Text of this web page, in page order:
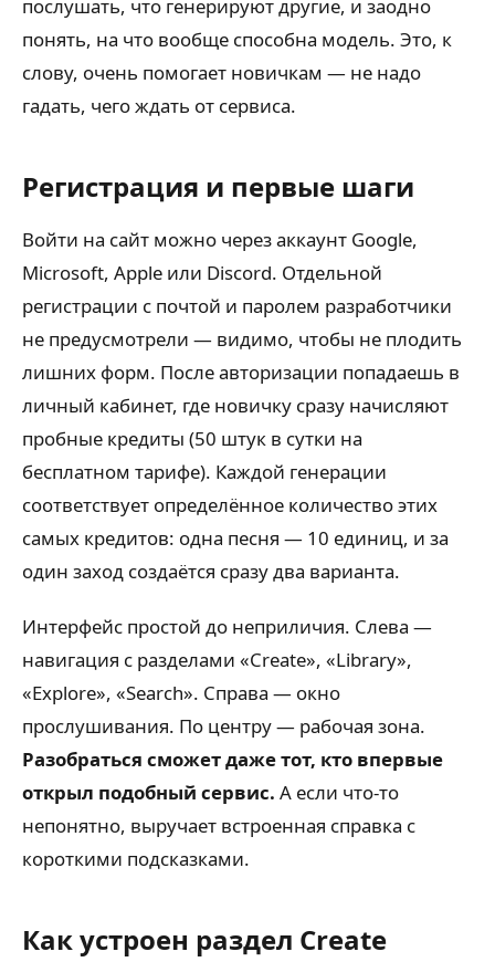
послушать, что генерируют другие, и заодно
понять, на что вообще способна модель. Это, к
слову, очень помогает новичкам — не надо
гадать, чего ждать от сервиса.
Регистрация и первые шаги
Войти на сайт можно через аккаунт Google,
Microsoft, Apple или Discord. Отдельной
регистрации с почтой и паролем разработчики
не предусмотрели — видимо, чтобы не плодить
лишних форм. После авторизации попадаешь в
личный кабинет, где новичку сразу начисляют
пробные кредиты (50 штук в сутки на
бесплатном тарифе). Каждой генерации
соответствует определённое количество этих
самых кредитов: одна песня — 10 единиц, и за
один заход создаётся сразу два варианта.
Интерфейс простой до неприличия. Слева —
навигация с разделами «Create», «Library»,
«Explore», «Search». Справа — окно
прослушивания. По центру — рабочая зона.
Разобраться сможет даже тот, кто впервые
открыл подобный сервис. А если что-то
непонятно, выручает встроенная справка с
короткими подсказками.
Как устроен раздел Create